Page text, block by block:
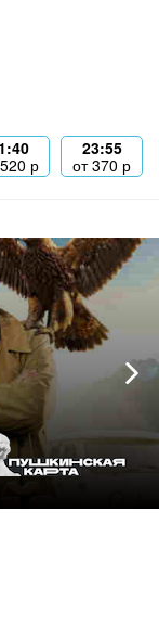
520 р
23:55
от370 р